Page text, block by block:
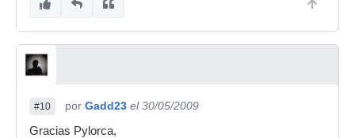
#10 por Gadd23 el 30/05/2009
Gracias Pylorca,